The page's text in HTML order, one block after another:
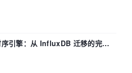
引擎：从 InfluxDB 迁移的完整